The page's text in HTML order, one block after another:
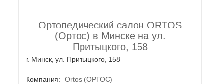
Ортопедический салон ORTOS
(Ортос) в Минске на ул.
Притыцкого, 158
г. Минск, ул. Притыцкого, 158
Компания: Ortos (ОРТОС)